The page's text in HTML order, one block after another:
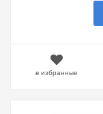
в избранные